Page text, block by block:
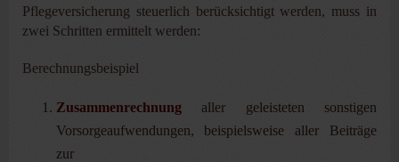
Pflegeversicherung steuerlich berücksichtigt werden, muss in
zwei Schritten ermittelt werden:
Berechnungsbeispiel
Zusammenrechnung aller geleisteten sonstigen
Vorsorgeaufwendungen, beispielsweise aller Beiträge
zur